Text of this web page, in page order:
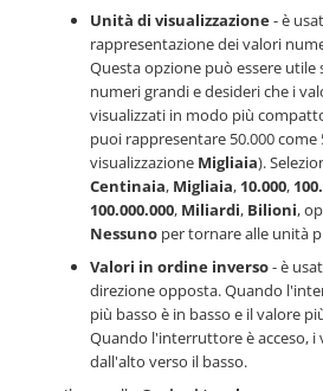
Unità di visualizzazione- è
rappresentazione dei valori
Questa opzione può essere utile
numeri grandi e desideri che i
visualizzati in modo più
puoi rappresentare 50.000
visualizzazione Migliaia).
Centinaia, Migliaia, 10.000,
100.000.000, Miliardi, Bilioni,
Nessuno per tornare alle unità
Valori in ordine inverso- è
direzione opposta. Quando
più basso è in basso e il valore
Quando l'interruttore è acceso,
dall'alto verso il basso.